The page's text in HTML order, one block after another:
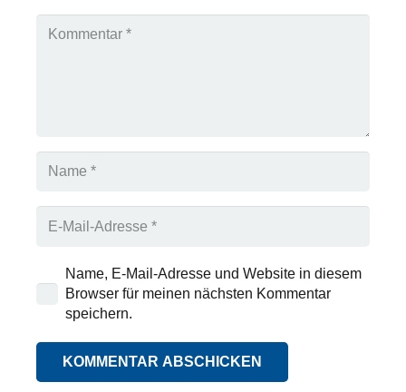
Name, E-Mail-Adresse und Website in diesem
Browser für meinen nächsten Kommentar
speichern.
KOMMENTAR ABSCHICKEN